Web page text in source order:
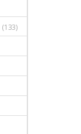
(133)